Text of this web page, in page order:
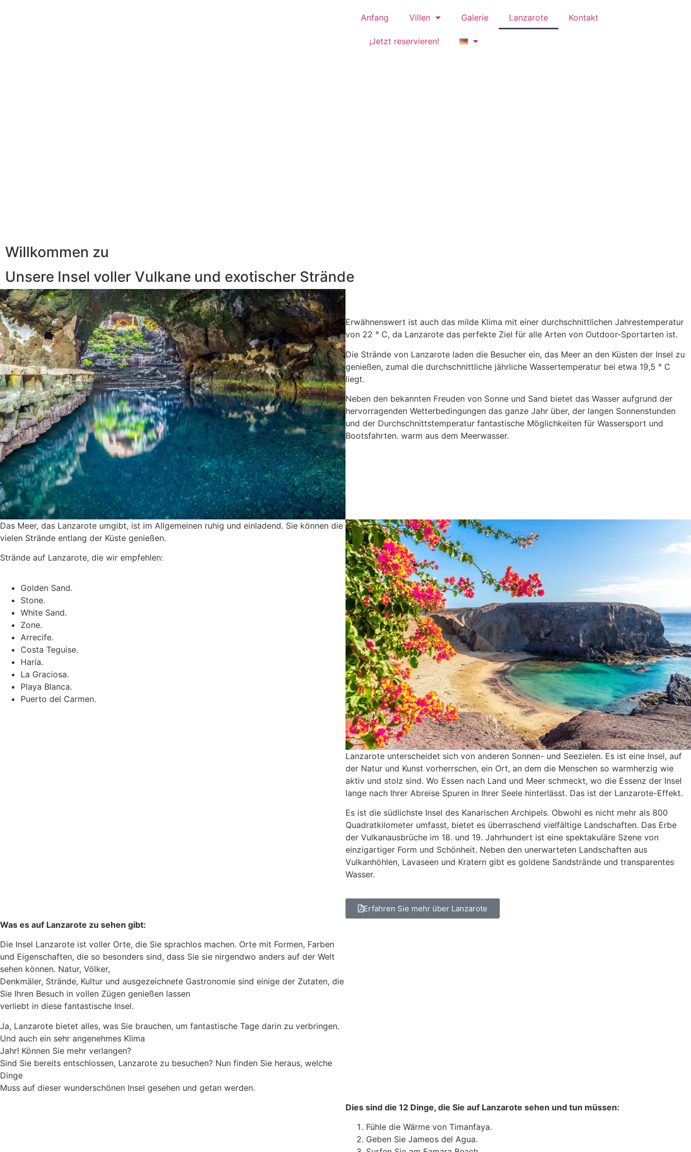
Anfang Villen Galerie Lanzarote Kontakt
¡Jetzt reservieren!
Willkommen zu
Unsere Insel voller Vulkane und exotischer Strände
Erwähnenswert ist auch das milde Klima mit einer durchschnittlichen Jahrestemperatur
von 22 ° C, da Lanzarote das perfekte Ziel für alle Arten von Outdoor-Sportarten ist.
Die Strände von Lanzarote laden die Besucher ein, das Meer an den Küsten der Insel zu
genießen, zumal die durchschnittliche jährliche Wassertemperatur bei etwa 19,5 ° C
liegt.
Neben den bekannten Freuden von Sonne und Sand bietet das Wasser aufgrund der
hervorragenden Wetterbedingungen das ganze Jahr über, der langen Sonnenstunden
und der Durchschnittstemperatur fantastische Möglichkeiten für Wassersport und
Bootsfahrten. warm aus dem Meerwasser.
Das Meer, das Lanzarote umgibt, ist im Allgemeinen ruhig und einladend. Sie können die
vielen Strände entlang der Küste genießen.
Strände auf Lanzarote, die wir empfehlen:
Golden Sand.
Stone.
White Sand.
Zone.
Arrecife.
Costa Teguise.
Haría.
La Graciosa.
Playa Blanca.
Puerto del Carmen.
Lanzarote unterscheidet sich von anderen Sonnen- und Seezielen. Es ist eine Insel, auf
der Natur und Kunst vorherrschen, ein Ort, an dem die Menschen so warmherzig wie
aktiv und stolz sind. Wo Essen nach Land und Meer schmeckt, wo die Essenz der Insel
lange nach Ihrer Abreise Spuren in Ihrer Seele hinterlässt. Das ist der Lanzarote-Effekt.
Es ist die südlichste Insel des Kanarischen Archipels. Obwohl es nicht mehr als 800
Quadratkilometer umfasst, bietet es überraschend vielfältige Landschaften. Das Erbe
der Vulkanausbrüche im 18. und 19. Jahrhundert ist eine spektakuläre Szene von
einzigartiger Form und Schönheit. Neben den unerwarteten Landschaften aus
Vulkanhöhlen, Lavaseen und Kratern gibt es goldene Sandstrände und transparentes
Wasser.
Erfahren Sie mehr über Lanzarote
Was es auf Lanzarote zu sehen gibt:
Die Insel Lanzarote ist voller Orte, die Sie sprachlos machen. Orte mit Formen, Farben
und Eigenschaften, die so besonders sind, dass Sie sie nirgendwo anders auf der Welt
sehen können. Natur, Völker,
Denkmäler, Strände, Kultur und ausgezeichnete Gastronomie sind einige der Zutaten, die
Sie Ihren Besuch in vollen Zügen genießen lassen
verliebt in diese fantastische Insel.
Ja, Lanzarote bietet alles, was Sie brauchen, um fantastische Tage darin zu verbringen.
Und auch ein sehr angenehmes Klima
Jahr! Können Sie mehr verlangen?
Sind Sie bereits entschlossen, Lanzarote zu besuchen? Nun finden Sie heraus, welche
Dinge
Muss auf dieser wunderschönen Insel gesehen und getan werden.
Dies sind die 12 Dinge, die Sie auf Lanzarote sehen und tun müssen:
Fühle die Wärme von Timanfaya.
Geben Sie Jameos del Agua.